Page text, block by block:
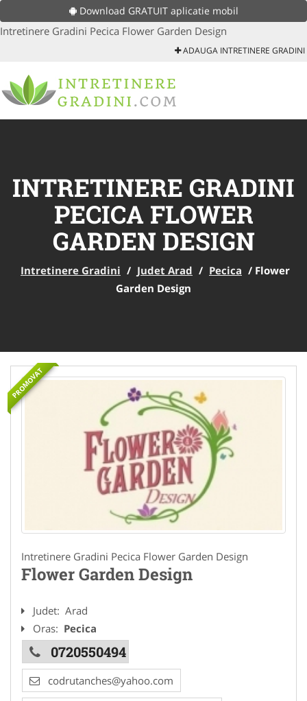
Download GRATUIT aplicatie mobil
Intretinere Gradini Pecica Flower Garden Design
ADAUGA INTRETINERE GRADINI
INTRETINERE GRADINI
PECICA FLOWER
GARDEN DESIGN
Intretinere Gradini / Judet Arad / Pecica / Flower
Garden Design
PROMOVAT
Intretinere Gradini Pecica Flower Garden Design
Flower Garden Design
Judet: Arad
Oras: Pecica
0720550494
codrutanches@yahoo.com